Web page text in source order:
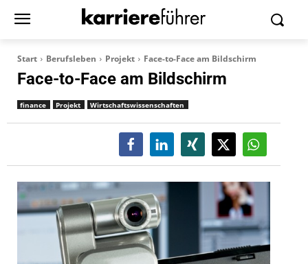
Start Berufsleben Projekt Face-to-Face am Bildschirm
Face-to-Face am Bildschirm
finance Projekt Wirtschaftswissenschaften